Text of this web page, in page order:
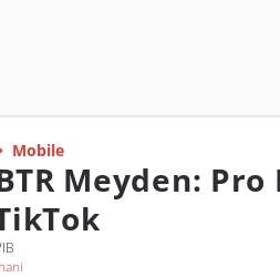
Mobile
Meyden: